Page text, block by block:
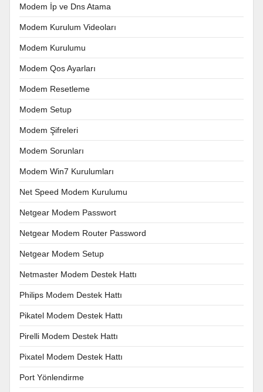
Modem İp ve Dns Atama
Modem Kurulum Videoları
Modem Kurulumu
Modem Qos Ayarları
Modem Resetleme
Modem Setup
Modem Şifreleri
Modem Sorunları
Modem Win7 Kurulumları
Net Speed Modem Kurulumu
Netgear Modem Passwort
Netgear Modem Router Password
Netgear Modem Setup
Netmaster Modem Destek Hattı
Philips Modem Destek Hattı
Pikatel Modem Destek Hattı
Pirelli Modem Destek Hattı
Pixatel Modem Destek Hattı
Port Yönlendirme